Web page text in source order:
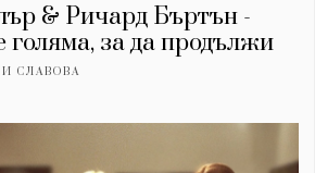
& Ричард Бъртън -
голяма, за да продължи
СЛАВОВА